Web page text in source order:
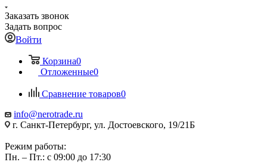
Заказать звонок
Задать вопрос
Войти
Корзина0
Отложенные0
Сравнение товаров0
info@nerotrade.ru
г. Санкт-Петербург, ул. Достоевского, 19/21Б
Режим работы:
Пн. – Пт.: с 09:00 до 17:30